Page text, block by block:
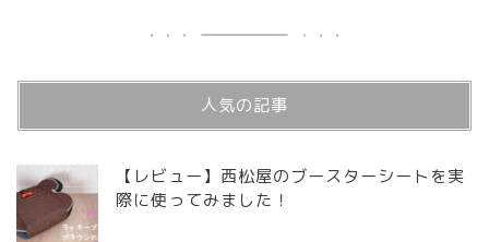
人気の記事
【レビュー】西松屋のブースターシートを実
際に使ってみました！